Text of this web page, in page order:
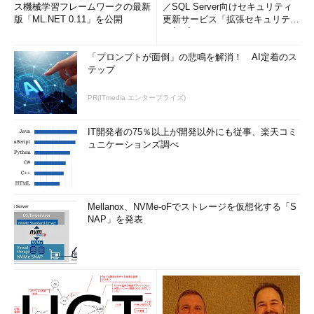
ス機械学習フレームワークの最新
版「ML.NET 0.11」を公開
／SQL Server向けセキュリティ
更新サービス「拡張セキュリティ
「プロンプトが面倒」の悲鳴を解消！ AI定着のス
テップ
PR(ITmedia エンタープライズ)
IT開発者の75％以上が開発以外にも従事、楽天コミ
ュニケーションズ調べ
Mellanox、NVMe-oFでストレージを仮想化する「S
NAP」を発表